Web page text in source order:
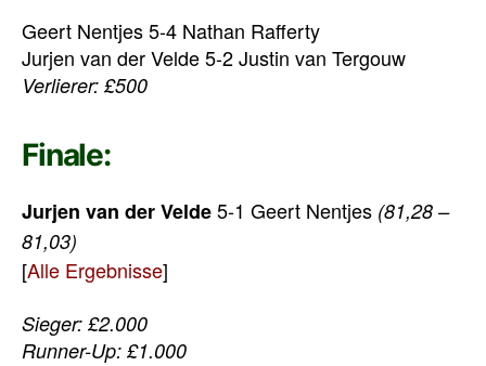
Geert Nentjes 5-4 Nathan Rafferty
Jurjen van der Velde 5-2 Justin van Tergouw
Verlierer: £500
Finale:
Jurjen van der Velde5-1 Geert Nentjes (81,28 –
81,03)
[Alle Ergebnisse]
Sieger: £2.000
Runner-Up: £1.000